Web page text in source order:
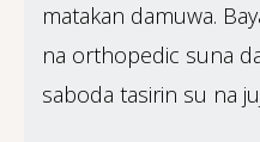
matakan damuwa.
na orthopedic suna
saboda tasirin su na